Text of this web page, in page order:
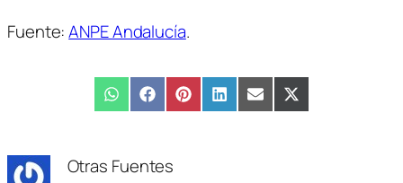
Fuente:ANPE Andalucía.
Compartir
en
WhatsAppCompartir
en
FacebookCompartir
en
PinterestCompartir
en
LinkedInCompartir
en
EmailCompartir
en
X
(Twitter)
Otras Fuentes